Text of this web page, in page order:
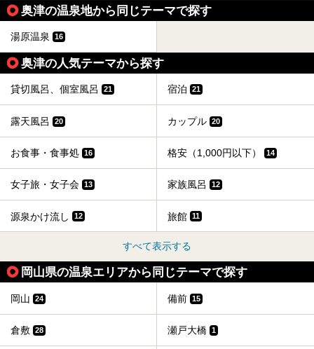
奥津の温泉地から同じテーマで探す
湯原温泉 16
奥津の人気テーマから探す
貸切風呂、個室風呂 21 宿泊 21
露天風呂 20 カップル 20
お食事・食事処 16 格安（1,000円以下） 14
女子旅・女子会 13 家族風呂 12
源泉かけ流し 12 旅館 11
すべて表示する
岡山県の温泉エリアから同じテーマで探す
岡山 24 備前 15
倉敷 28 瀬戸大橋 1